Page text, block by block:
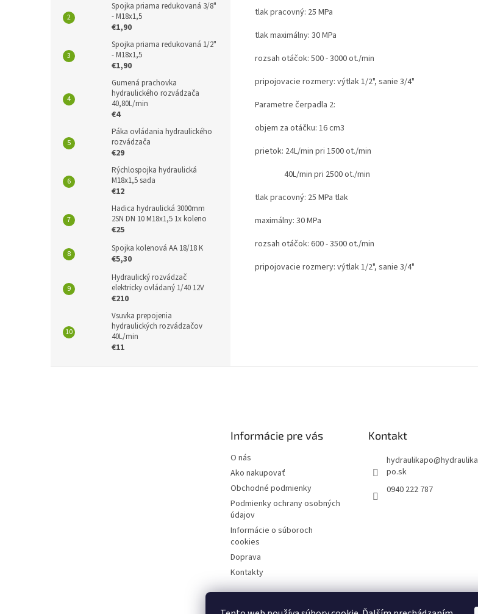
Spojka priama redukovaná 3/8"
- M18x1,5
€1,90
Spojka priama redukovaná 1/2"
- M18x1,5
€1,90
Gumená prachovka
hydraulického rozvádzača
40,80L/min
€4
Páka ovládania hydraulického
rozvádzača
€29
Rýchlospojka hydraulická
M18x1,5 sada
€12
Hadica hydraulická 3000mm
2SN DN 10 M18x1,5 1x koleno
€25
Spojka kolenová AA 18/18 K
€5,30
Hydraulický rozvádzač
elektricky ovládaný 1/40 12V
€210
Vsuvka prepojenia
hydraulických rozvádzačov
40L/min
€11
tlak pracovný: 25 MPa
tlak maximálny: 30 MPa
rozsah otáčok: 500 - 3000 ot./min
pripojovacie rozmery: výtlak 1/2", sanie 3/4"
Parametre čerpadla 2:
objem za otáčku: 16 cm3
prietok: 24L/min pri 1500 ot./min
40L/min pri 2500 ot./min
tlak pracovný: 25 MPa tlak
maximálny: 30 MPa
rozsah otáčok: 600 - 3500 ot./min
pripojovacie rozmery: výtlak 1/2", sanie 3/4"
Informácie pre vás
O nás
Ako nakupovať
Obchodné podmienky
Podmienky ochrany osobných
údajov
Informácie o súboroch
cookies
Doprava
Kontakty
Kontakt
hydraulikapo@hydraulika
po.sk
0940 222 787